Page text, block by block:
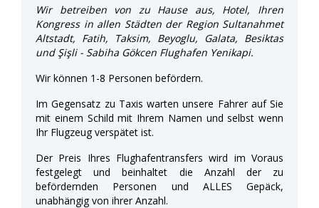
Wir betreiben von zu Hause aus, Hotel, Ihren
Kongress in allen Städten der Region Sultanahmet
Altstadt, Fatih, Taksim, Beyoglu, Galata, Besiktas
und Şişli - Sabiha Gökcen Flughafen Yenikapi.
Wir können 1-8 Personen befördern.
Im Gegensatz zu Taxis warten unsere Fahrer auf Sie
mit einem Schild mit Ihrem Namen und selbst wenn
Ihr Flugzeug verspätet ist.
Der Preis Ihres Flughafentransfers wird im Voraus
festgelegt und beinhaltet die Anzahl der zu
befördernden Personen und ALLES Gepäck,
unabhängig von ihrer Anzahl.